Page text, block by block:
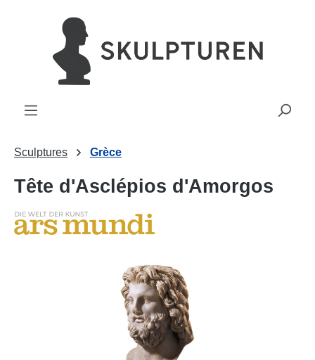
principal
Sculptures Grèce
Tête d'Asclépios d'Amorgos
Ignorer la galerie d'images